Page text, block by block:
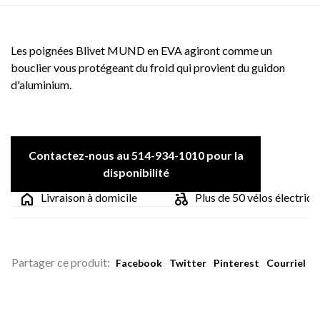
Les poignées Blivet MUND en EVA agiront comme un
bouclier vous protégeant du froid qui provient du guidon
d'aluminium.
Contactez-nous au 514-934-1010 pour la
disponibilité
Livraison à domicile
Plus de 50 vélos
Partager ce produit: Facebook Twitter Pinterest Courriel